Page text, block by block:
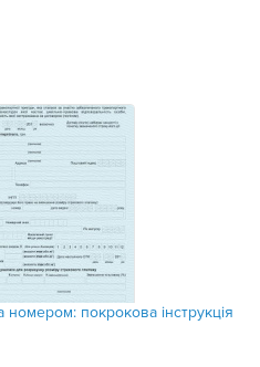
покрокова інструкція